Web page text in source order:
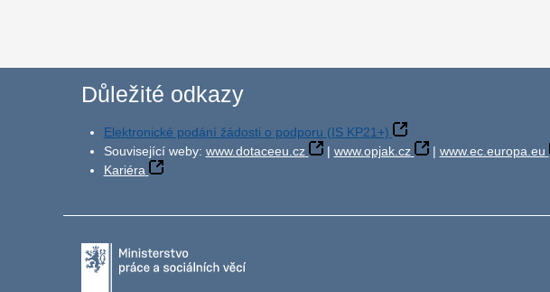
Důležité odkazy
Elektronické podání žádosti o podporu (IS KP21+)
Související weby: www.dotaceeu.cz | www.opjak.cz | www.ec.europa.eu
Kariéra